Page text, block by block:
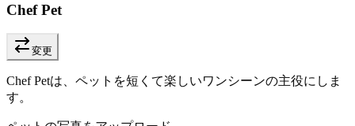
Chef Pet
変更
Chef Petは、ペットを短くて楽しいワンシーンの主役にしま
す。